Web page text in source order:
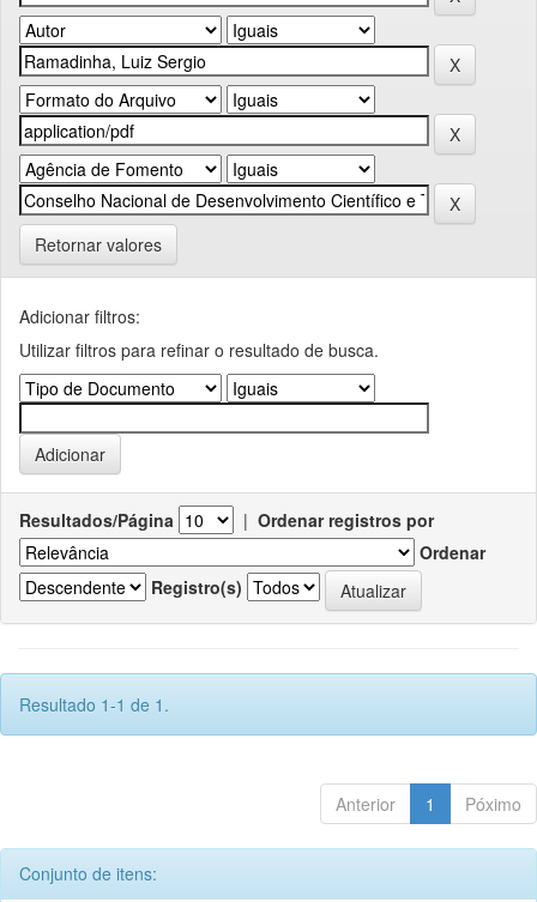
Retornar valores
Adicionar filtros:
Utilizar filtros para refinar o resultado de busca.
Resultados/Página | Ordenar registros por
Ordenar
Registro(s)
Resultado 1-1 de 1.
Anterior 1 Póximo
Conjunto de itens: